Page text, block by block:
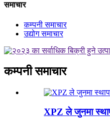
समाचार
कम्पनी समाचार
उद्योग समाचार
कम्पनी समाचार
XPZ ले जुनमा